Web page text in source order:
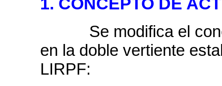
Se modifica el
en la doble vertiente
LIRPF: